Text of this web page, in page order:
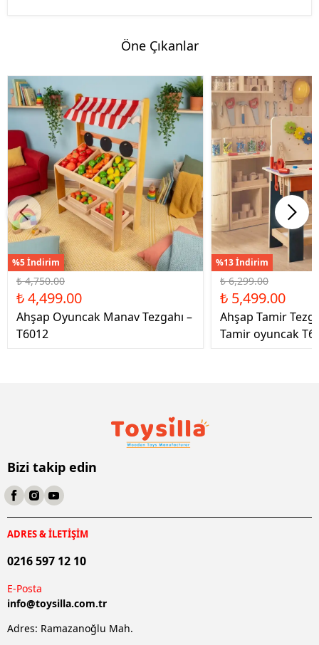
Öne Çıkanlar
%5 İndirim
₺ 4,750.00
₺ 4,499.00
Ahşap Oyuncak Manav Tezgahı –
T6012
%13 İndirim
₺ 6,299.00
₺ 5,499.00
Ahşap Tamir
Tamir oyuncak
Bizi takip edin
ADRES & İLETİŞİM
0216 597 12 10
E-Posta
info@toysilla.com.tr
Adres: Ramazanoğlu Mah.